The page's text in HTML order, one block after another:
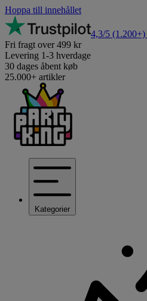
Hoppa till innehållet
4,3/5 (1.200+)
Fri fragt over 499 kr
Levering 1-3 hverdage
30 dages åbent køb
25.000+ artikler
Kategorier